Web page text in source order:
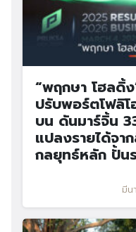
“พฤกษา โฮลดิ้
ปรับพอร์ตโฟลิโ
บน ดันมาร์จิ้น
แปลงรายได้จ
กลยุทธ์หลัก ปั้น
มี